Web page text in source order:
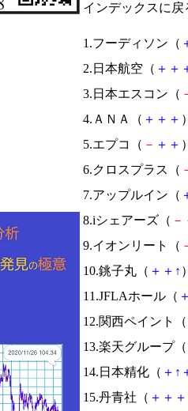
インデックスに戻
1.フーディソン（
2.日本航空（ ＋ ＋
3.日本エスコン（
4.ＡＮＡ（ ＋ ＋ ＋
5.エプコ（ － ＋ ＋
6.クロスプラス（
7.アップルイン（
8.iシェアーズ（ －
9.イオンリート（
10.銚子丸（ ＋ ＋ ↑
11.JFLAホール（
12.関西ペイント（
13.楽天グループ（
14.日本精化（ ＋ ↑
15.丹青社（ ＋ ＋ ＋